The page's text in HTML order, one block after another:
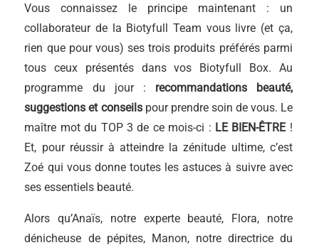
Vous connaissez le principe maintenant : un
collaborateur de la Biotyfull Team vous livre (et ça,
rien que pour vous) ses trois produits préférés parmi
tous ceux présentés dans vos Biotyfull Box. Au
programme du jour : recommandations beauté,
suggestions et conseilspour prendre soin de vous. Le
maître mot du TOP 3 de ce mois-ci : LE BIEN-ÊTRE!
Et, pour réussir à atteindre la zénitude ultime, c’est
Zoé qui vous donne toutes les astuces à suivre avec
ses essentiels beauté.
Alors qu’Anaïs, notre experte beauté, Flora, notre
dénicheuse de pépites, Manon, notre directrice du